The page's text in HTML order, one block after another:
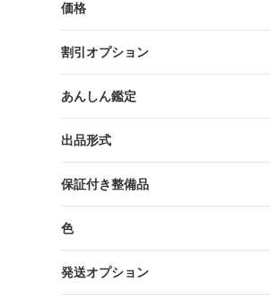
価格
割引オプション
あんしん鑑定
出品形式
保証付き整備品
色
発送オプション